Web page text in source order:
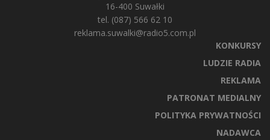
16-400 Suwałki
tel. (087) 566 62 10
reklama.suwalki@radio5.com.pl
KONKURSY
LUDZIE RADIA
REKLAMA
PATRONAT MEDIALNY
POLITYKA PRYWATNOŚCI
NADAWCA